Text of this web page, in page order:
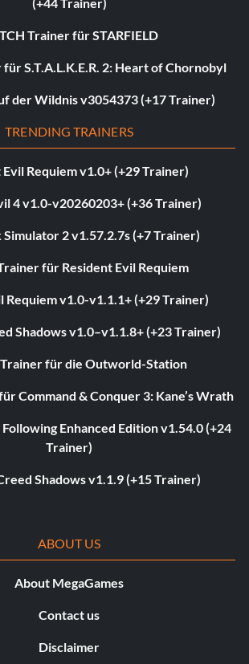
Trainer für STARFIELD
S.T.A.L.K.E.R. 2: Heart of Chornobyl
der Wildnis v3054373 (+17 Trainer)
TRENDING TRAINERS
Evil Requiem v1.0+ (+29 Trainer)
4 v1.0-v20260203+ (+36 Trainer)
Simulator 2 v1.57.2.7s (+7 Trainer)
für Resident Evil Requiem
Requiem v1.0-v1.1.1+ (+29 Trainer)
Shadows v1.0–v1.1.8+ (+23 Trainer)
Trainer für die Outworld-Station
Command & Conquer 3: Kane’s Wrath
Enhanced Edition v1.54.0 (+24
Trainer)
Shadows v1.1.9 (+15 Trainer)
ABOUT US
About MegaGames
Contact us
Disclaimer